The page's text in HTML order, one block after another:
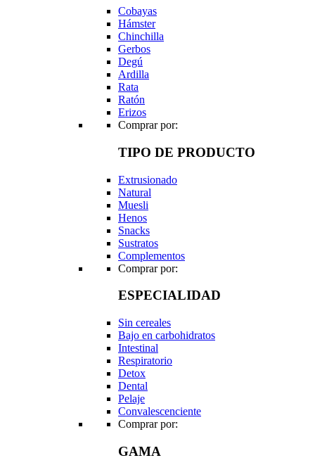
Cobayas
Hámster
Chinchilla
Gerbos
Degú
Ardilla
Rata
Ratón
Erizos
Comprar por:
TIPO DE PRODUCTO
Extrusionado
Natural
Muesli
Henos
Snacks
Sustratos
Complementos
Comprar por:
ESPECIALIDAD
Sin cereales
Bajo en carbohidratos
Intestinal
Respiratorio
Detox
Dental
Pelaje
Convalescenciente
Comprar por:
GAMA